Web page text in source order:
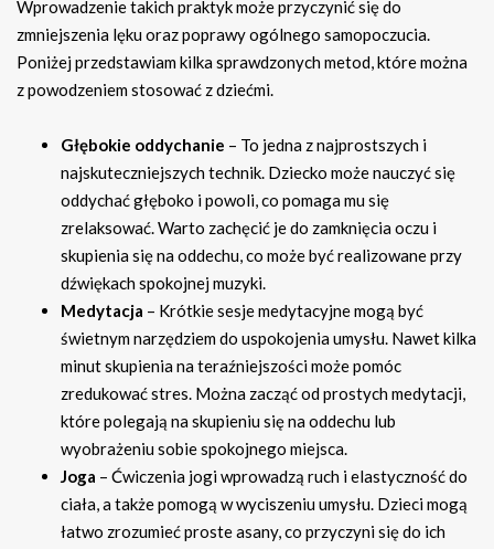
Wprowadzenie takich praktyk może przyczynić się do
zmniejszenia lęku oraz poprawy ogólnego samopoczucia.
Poniżej przedstawiam kilka sprawdzonych metod, które można
z powodzeniem stosować z dziećmi.
Głębokie oddychanie – To jedna z najprostszych i
najskuteczniejszych technik. Dziecko może nauczyć się
oddychać głęboko i powoli, co pomaga mu się
zrelaksować. Warto zachęcić je do zamknięcia oczu i
skupienia się na oddechu, co może być realizowane przy
dźwiękach spokojnej muzyki.
Medytacja – Krótkie sesje medytacyjne mogą być
świetnym narzędziem do uspokojenia umysłu. Nawet kilka
minut skupienia na teraźniejszości może pomóc
zredukować stres. Można zacząć od prostych medytacji,
które polegają na skupieniu się na oddechu lub
wyobrażeniu sobie spokojnego miejsca.
Joga – Ćwiczenia jogi wprowadzą ruch i elastyczność do
ciała, a także pomogą w wyciszeniu umysłu. Dzieci mogą
łatwo zrozumieć proste asany, co przyczyni się do ich